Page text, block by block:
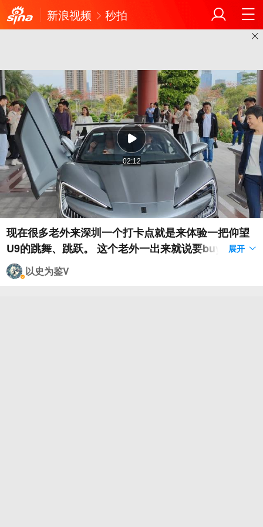
新浪视频 秒拍
02:12
现在很多老外来深圳一个打卡点就是来体验一把仰望
U9的跳舞、跳跃。 这个老外一出来就说要buy one
展开
以史为鉴V